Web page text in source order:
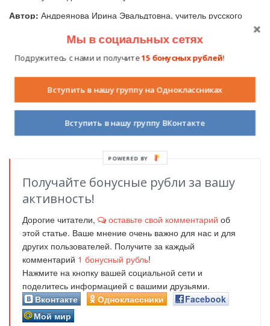
Автор: Андреянова Ирина Эвальдтовна, учитель русского
4.5 из 5 звезд
баллов: 27)
Ирина Эвальдтовна
18 сентября 2012
Получайте бонусные рубли за вашу
активность!
Дорогие читатели, оставьте свой комментарий об
этой статье. Ваше мнение очень важно для нас и для
других пользователей. Получите за каждый
комментарий 1 бонусный рубль!
Нажмите на кнопку вашей социальной сети и
поделитесь информацией с вашими друзьями.
Вконтакте
Одноклассники
Facebook
Мой мир
Мы в социальных сетях
Подружитесь с нами и получите15 бонусных рублей!
Вступить в нашу группу на Одноклассниках
Вступить в нашу группу ВКонтакте